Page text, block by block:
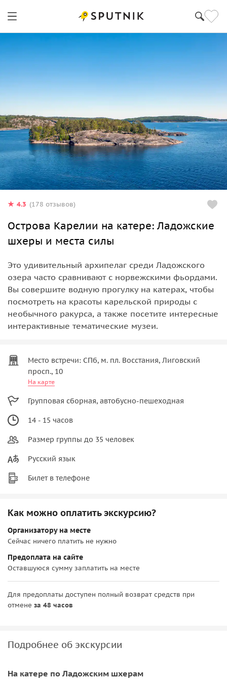
4.3 (178 отзывов)
Острова Карелии на катере: Ладожские
шхеры и места силы
Это удивительный архипелаг среди Ладожского
озера часто сравнивают с норвежскими фьордами.
Вы совершите водную прогулку на катерах, чтобы
посмотреть на красоты карельской природы с
необычного ракурса, а также посетите интересные
интерактивные тематические музеи.
Место встречи: СПб, м. пл. Восстания, Лиговский
просп., 10
На карте
Групповая сборная, автобусно-пешеходная
14 - 15 часов
Размер группы до 35 человек
Русский язык
Билет в телефоне
Как можно оплатить экскурсию?
Организатору на месте
Сейчас ничего платить не нужно
Предоплата на сайте
Оставшуюся сумму заплатить на месте
Для предоплаты доступен полный возврат средств при
отмене за 48 часов
Подробнее об экскурсии
На катере по Ладожским шхерам